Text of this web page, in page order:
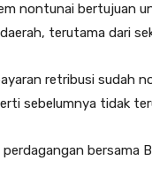
nontunai bertujuan
terutama dari
retribusi sudah
sebelumnya tidak
bersama